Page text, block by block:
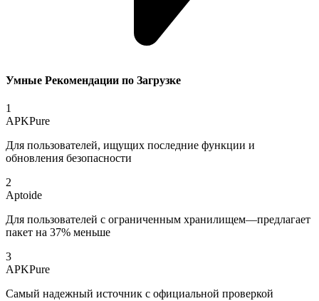
Умные Рекомендации по Загрузке
1
APKPure
Для пользователей, ищущих последние функции и
обновления безопасности
2
Aptoide
Для пользователей с ограниченным хранилищем—предлагает
пакет на 37% меньше
3
APKPure
Самый надежный источник с официальной проверкой